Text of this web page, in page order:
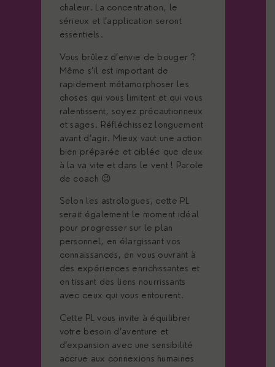
chaleur. La concentration, le
sérieux et l’application seront
essentiels.
Vous brûlez d’envie de bouger ?
Même s’il est important de
rapidement métamorphoser les
choses qui vous limitent et qui vous
ralentissent, soyez précautionneux
et sages. Réfléchissez longuement
avant d’agir. Mieux vaut une action
bien préparée et ciblée que deux
à la va vite et dans le vent ! Parole
de coach 😉
Selon les astrologues, cette PL
serait également le moment idéal
pour progresser sur le plan
personnel, en élargissant vos
connaissances, en vous ouvrant à
des expériences enrichissantes et
en tissant des liens nourrissants
avec ceux qui vous entourent.
Cette PL vous invite à équilibrer
votre besoin d’aventure et
d’expansion avec une sensibilité
accrue aux connexions humaines